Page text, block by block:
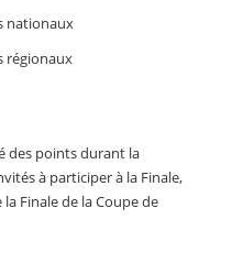
nationaux
régionaux
des points durant la
à participer à la Finale,
Finale de la Coupe de